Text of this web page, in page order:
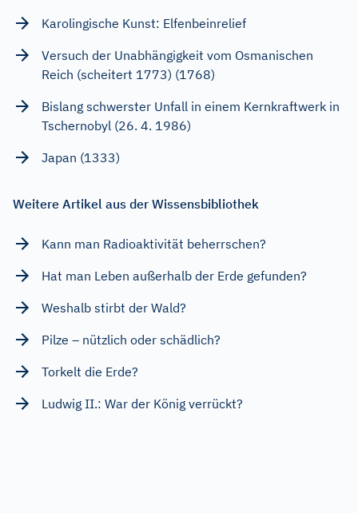
Karolingische Kunst: Elfenbeinrelief
Versuch der Unabhängigkeit vom Osmanischen
Reich (scheitert 1773) (1768)
Bislang schwerster Unfall in einem Kernkraftwerk in
Tschernobyl (26. 4. 1986)
Japan (1333)
Weitere Artikel aus der Wissensbibliothek
Kann man Radioaktivität beherrschen?
Hat man Leben außerhalb der Erde gefunden?
Weshalb stirbt der Wald?
Pilze – nützlich oder schädlich?
Torkelt die Erde?
Ludwig II.: War der König verrückt?